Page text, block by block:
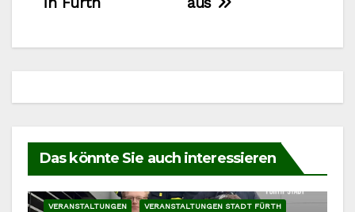
Das könnte Sie auch interessieren
VERANSTALTUNGEN VERANSTALTUNGEN STADT FÜRTH